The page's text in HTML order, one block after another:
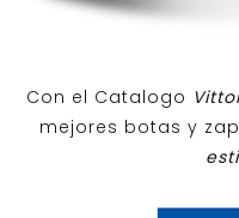
Con el Catalogo
mejores botas y